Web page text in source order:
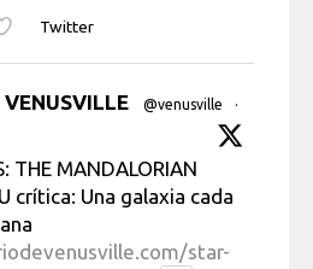
Twitter
VENUSVILLE @venusville
·
THE MANDALORIAN
crítica: Una galaxia cada
star-